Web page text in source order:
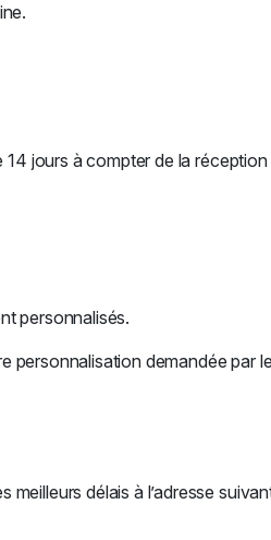
jours à compter de la
personnalisés.
personnalisation demandée par
délais à l’adresse